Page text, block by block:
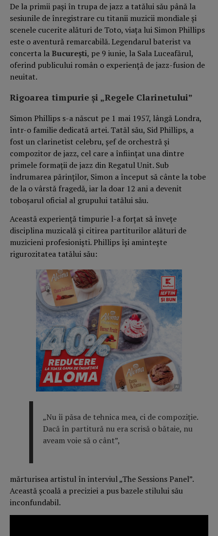
De la primii pași în trupa de jazz a tatălui său până la
sesiunile de înregistrare cu titanii muzicii mondiale și
scenele cucerite alături de Toto, viața lui Simon Phillips
este o aventură remarcabilă. Legendarul baterist va
concerta la București, pe 9 iunie, la Sala Luceafărul,
oferind publicului român o experiență de jazz-fusion de
neuitat.
Rigoarea timpurie și „Regele Clarinetului”
Simon Phillips s-a născut pe 1 mai 1957, lângă Londra,
într-o familie dedicată artei. Tatăl său, Sid Phillips, a
fost un clarinetist celebru, șef de orchestră și
compozitor de jazz, cel care a înființat una dintre
primele formații de jazz din Regatul Unit. Sub
îndrumarea părinților, Simon a început să cânte la tobe
de la o vârstă fragedă, iar la doar 12 ani a devenit
toboșarul oficial al grupului tatălui său.
Această experiență timpurie l-a forțat să învețe
disciplina muzicală și citirea partiturilor alături de
muzicieni profesioniști. Phillips își amintește
rigurozitatea tatălui său:
„Nu îi păsa de tehnica mea, ci de compoziție.
Dacă în partitură nu era scrisă o bătaie, nu
aveam voie să o cânt”,
mărturisea artistul în interviul „The Sessions Panel”.
Această școală a preciziei a pus bazele stilului său
inconfundabil.